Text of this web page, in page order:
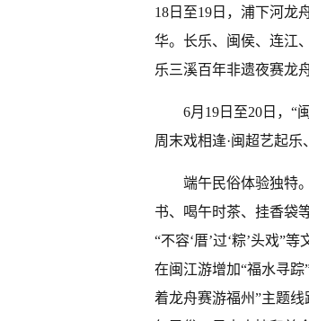
18日至19日，浦下河龙
华。长乐、闽侯、连江
乐三溪百年非遗夜赛龙
6月19日至20日，“
周末戏相逢·闽超艺起乐
端午民俗体验独特
书、喝午时茶、挂香袋
“不容‘厝’过‘粽’头戏”
在闽江游增加“福水寻
着龙舟赛游福州”主题